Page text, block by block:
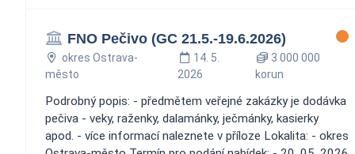
FNO Pečivo (GC 21.5.-19.6.2026)
okres Ostrava-
město
14. 5.
2026
3 000 000
korun
Podrobný popis: - předmětem veřejné zakázky je dodávka
pečiva - veky, raženky, dalamánky, ječmánky, kasierky
apod. - více informací naleznete v příloze Lokalita: - okres